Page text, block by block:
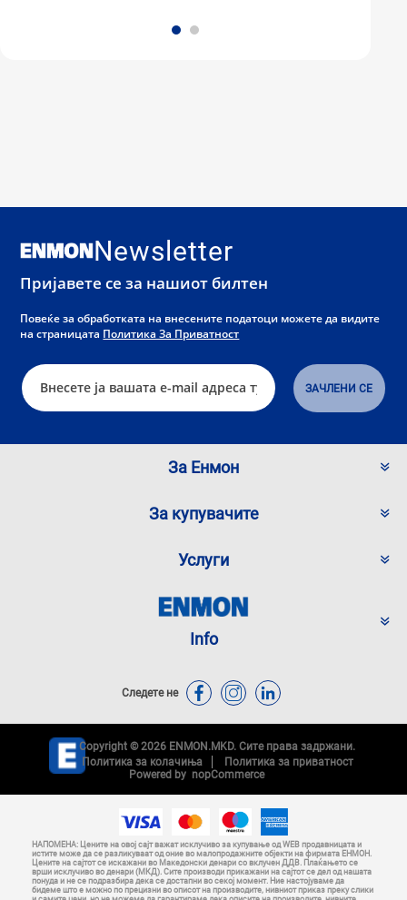
Newsletter
Пријавете се за нашиот билтен
Повеќе за обработката на внесените податоци можете да видите
на страницата Политика За Приватност
За Енмон
За купувачите
Услуги
Info
Следете не
Copyright © 2026 ENMON.MKD. Сите права задржани.
Политика за колачиња
Политика за приватност
Powered by nopCommerce
НАПОМЕНА: Цените на овој сајт важат исклучиво за купување од WEB продавницата и
истите може да се разликуваат од оние во малопродажните објекти на фирмата ЕНМОН.
Цените на сајтот се искажани во Македонски денари со вклучен ДДВ. Плаќањето се
врши исклучиво во денари (МКД). Сите производи прикажани на сајтот се дел од нашата
понуда и не се подразбира дека се достапни во секој момент. Ние настојуваме да
бидеме што е можно по прецизни во описот на производите, нивниот приказ преку слики